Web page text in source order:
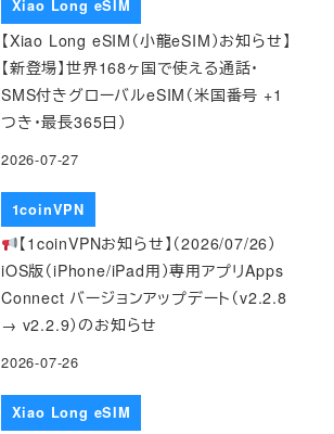
Xiao Long eSIM
【Xiao Long eSIM（小龍eSIM）お知らせ】
【新登場】世界168ヶ国で使える通話・
SMS付きグローバルeSIM（米国番号 +1
つき・最長365日）
2026-07-27
1coinVPN
【1coinVPNお知らせ】（2026/07/26）
iOS版（iPhone/iPad用）専用アプリApps
Connect バージョンアップデート（v2.2.8
→ v2.2.9）のお知らせ
2026-07-26
Xiao Long eSIM